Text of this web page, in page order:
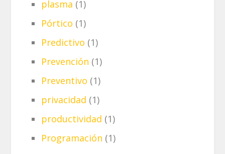
plasma (1)
Pórtico (1)
Predictivo (1)
Prevención (1)
Preventivo (1)
privacidad (1)
productividad (1)
Programación (1)